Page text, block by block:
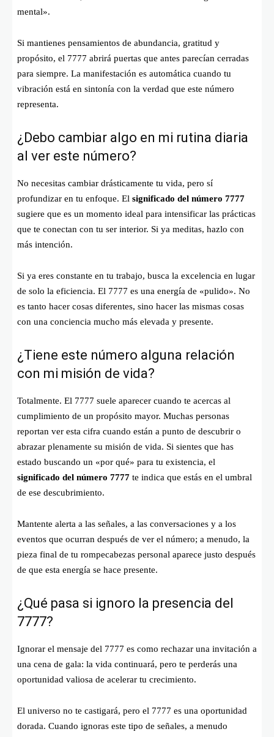
mental».
Si mantienes pensamientos de abundancia, gratitud y
propósito, el 7777 abrirá puertas que antes parecían cerradas
para siempre. La manifestación es automática cuando tu
vibración está en sintonía con la verdad que este número
representa.
¿Debo cambiar algo en mi rutina diaria
al ver este número?
No necesitas cambiar drásticamente tu vida, pero sí
profundizar en tu enfoque. El significado del número 7777
sugiere que es un momento ideal para intensificar las prácticas
que te conectan con tu ser interior. Si ya meditas, hazlo con
más intención.
Si ya eres constante en tu trabajo, busca la excelencia en lugar
de solo la eficiencia. El 7777 es una energía de «pulido». No
es tanto hacer cosas diferentes, sino hacer las mismas cosas
con una conciencia mucho más elevada y presente.
¿Tiene este número alguna relación
con mi misión de vida?
Totalmente. El 7777 suele aparecer cuando te acercas al
cumplimiento de un propósito mayor. Muchas personas
reportan ver esta cifra cuando están a punto de descubrir o
abrazar plenamente su misión de vida. Si sientes que has
estado buscando un «por qué» para tu existencia, el
significado del número 7777 te indica que estás en el umbral
de ese descubrimiento.
Mantente alerta a las señales, a las conversaciones y a los
eventos que ocurran después de ver el número; a menudo, la
pieza final de tu rompecabezas personal aparece justo después
de que esta energía se hace presente.
¿Qué pasa si ignoro la presencia del
7777?
Ignorar el mensaje del 7777 es como rechazar una invitación a
una cena de gala: la vida continuará, pero te perderás una
oportunidad valiosa de acelerar tu crecimiento.
El universo no te castigará, pero el 7777 es una oportunidad
dorada. Cuando ignoras este tipo de señales, a menudo